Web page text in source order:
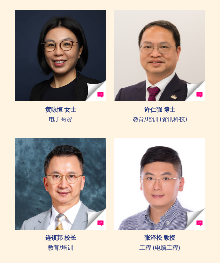
黄咏恒 女士
电子商贸
许仁强 博士
教育/培训 (资讯科技)
连镇邦 校长
教育/培训
张泽松 教授
工程 (电脑工程)